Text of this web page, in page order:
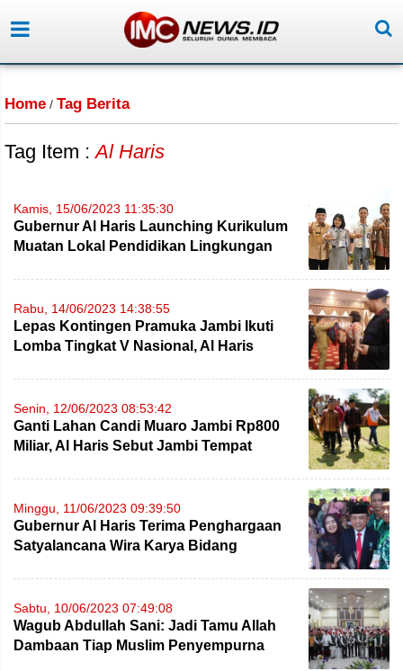
Home / Tag Berita
Tag Item :Al Haris
Kamis, 15/06/2023 11:35:30
Gubernur Al Haris Launching Kurikulum
Muatan Lokal Pendidikan Lingkungan
Rabu, 14/06/2023 14:38:55
Lepas Kontingen Pramuka Jambi Ikuti
Lomba Tingkat V Nasional, Al Haris
Senin, 12/06/2023 08:53:42
Ganti Lahan Candi Muaro Jambi Rp800
Miliar, Al Haris Sebut Jambi Tempat
Minggu, 11/06/2023 09:39:50
Gubernur Al Haris Terima Penghargaan
Satyalancana Wira Karya Bidang
Sabtu, 10/06/2023 07:49:08
Wagub Abdullah Sani: Jadi Tamu Allah
Dambaan Tiap Muslim Penyempurna